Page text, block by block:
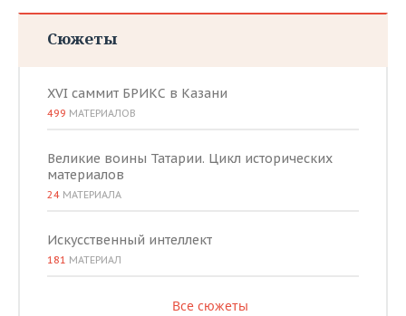
Сюжеты
XVI саммит БРИКС в Казани
499 МАТЕРИАЛОВ
Великие воины Татарии. Цикл исторических
материалов
24 МАТЕРИАЛА
Искусственный интеллект
181 МАТЕРИАЛ
Все сюжеты